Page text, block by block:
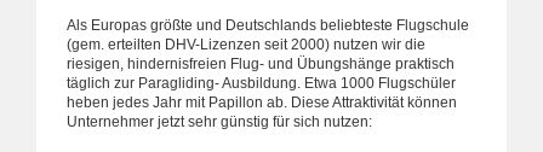
Als Europas größte und Deutschlands beliebteste Flugschule
(gem. erteilten DHV-Lizenzen seit 2000) nutzen wir die
riesigen, hindernisfreien Flug- und Übungshänge praktisch
täglich zur Paragliding- Ausbildung. Etwa 1000 Flugschüler
heben jedes Jahr mit Papillon ab. Diese Attraktivität können
Unternehmer jetzt sehr günstig für sich nutzen: